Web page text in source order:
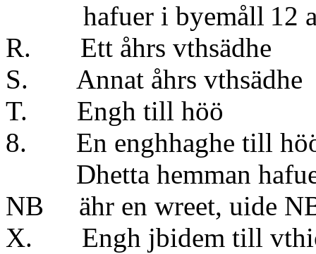
hafuer i byemåll 12
R. Ett åhrs
S. Annat åhrs
T. Engh till
8. En enghhaghe
Dhetta hemman
NB ähr en wreet, uide
X. Engh jbidem till